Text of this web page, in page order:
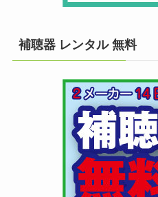
補聴器 レンタル 無料